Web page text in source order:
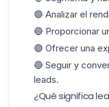
🟣 Analizar el
🔵 Proporcionar
🟣 Ofrecer una
🔵 Seguir y
leads.
¿Qué significa